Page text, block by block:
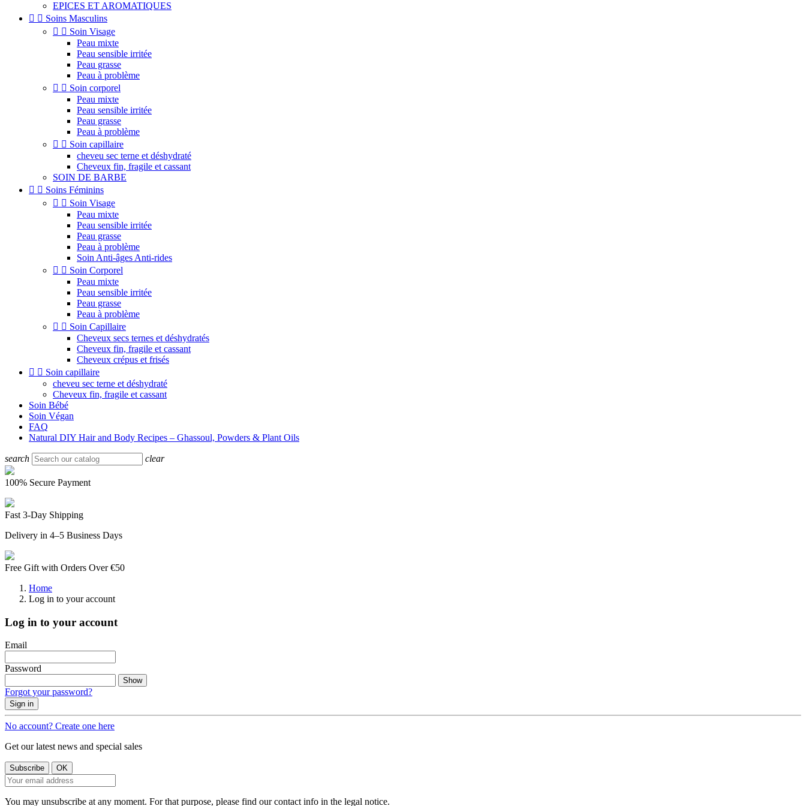
EPICES ET AROMATIQUES
  Soins Masculins
  Soin Visage
Peau mixte
Peau sensible irritée
Peau grasse
Peau à problème
  Soin corporel
Peau mixte
Peau sensible irritée
Peau grasse
Peau à problème
  Soin capillaire
cheveu sec terne et déshydraté
Cheveux fin, fragile et cassant
SOIN DE BARBE
  Soins Féminins
  Soin Visage
Peau mixte
Peau sensible irritée
Peau grasse
Peau à problème
Soin Anti-âges Anti-rides
  Soin Corporel
Peau mixte
Peau sensible irritée
Peau grasse
Peau à problème
  Soin Capillaire
Cheveux secs ternes et déshydratés
Cheveux fin, fragile et cassant
Cheveux crépus et frisés
  Soin capillaire
cheveu sec terne et déshydraté
Cheveux fin, fragile et cassant
Soin Bébé
Soin Végan
FAQ
Natural DIY Hair and Body Recipes – Ghassoul, Powders & Plant Oils
search clear
100% Secure Payment
Fast 3-Day Shipping
Delivery in 4–5 Business Days
Free Gift with Orders Over €50
Home
Log in to your account
Log in to your account
Email
Password
Show
Forgot your password?
Sign in
No account? Create one here
Get our latest news and special sales
You may unsubscribe at any moment. For that purpose, please find our contact info in the legal notice.